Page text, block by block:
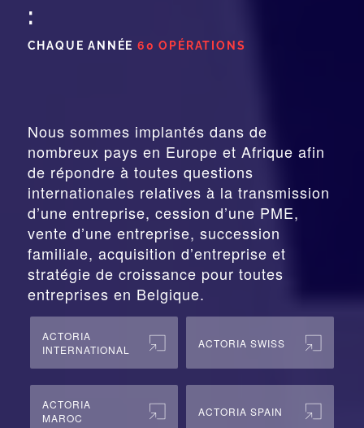
:
CHAQUE ANNÉE 60 OPÉRATIONS
Nous sommes implantés dans de
nombreux pays en Europe et Afrique afin
de répondre à toutes questions
internationales relatives à la transmission
d’une entreprise, cession d’une PME,
vente d’une entreprise, succession
familiale, acquisition d’entreprise et
stratégie de croissance pour toutes
entreprises en Belgique.
ACTORIA
INTERNATIONAL
ACTORIA SWISS
ACTORIA
MAROC
ACTORIA SPAIN